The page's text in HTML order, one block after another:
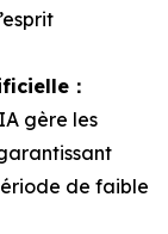
：
gère les
de faible